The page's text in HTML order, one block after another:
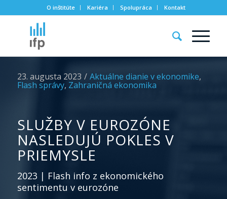
O inštitúte Kariéra Spolupráca Kontakt
23. augusta 2023 / Aktuálne dianie v ekonomike,
Flash správy, Zahraničná ekonomika
SLUŽBY V EUROZÓNE
NASLEDUJÚ POKLES V
PRIEMYSLE
2023 | Flash info z ekonomického
sentimentu v eurozóne